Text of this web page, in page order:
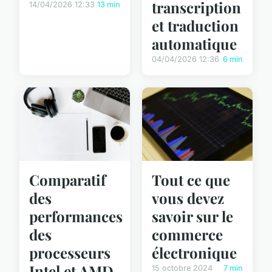
14/04/2026 12:33 13 min
transcription
et traduction
automatique
04/04/2026 12:36 6 min
Comparatif
des
performances
des
processeurs
Tout ce que
vous devez
savoir sur le
commerce
électronique
15 octobre 2024 7 min